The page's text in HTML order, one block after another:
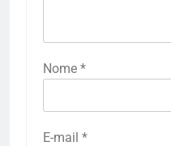
Nome *
E-mail *